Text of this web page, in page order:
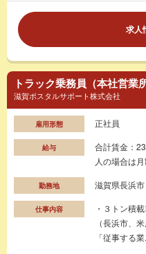
求人
トラック乗務員（本社営業
滋賀ポスタルサポート株式会社
雇用形態 正社員
給与
合計賃金：
人の場合は
勤務地 滋賀県長浜市
仕事内容
・３トン積
（長浜市、
「従事する業